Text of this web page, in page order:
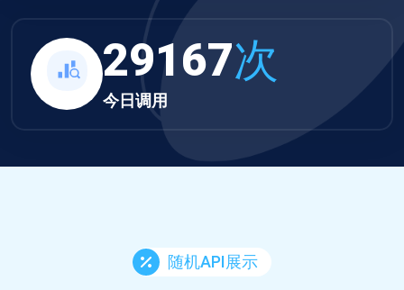
29167次
今日调用
随机API展示